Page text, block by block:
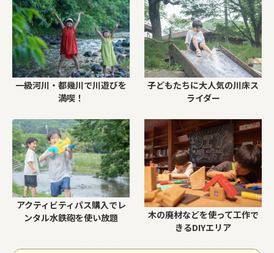
一級河川・都幾川で川遊びを
満喫！
子どもたちに大人気の川床ス
ライダー
アクティビティパス購入でレ
ンタル水鉄砲を使い放題
木の廃材などを使って工作で
きるDIYエリア